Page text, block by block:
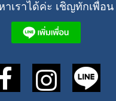
าเราได้ค่ะ เชิญทักเพื่อน